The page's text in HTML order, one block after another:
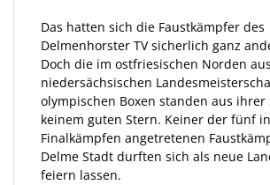
Das hatten sich die Faustkämpfer des
Delmenhorster TV sicherlich ganz
Doch die im ostfriesischen Norden
niedersächsischen
olympischen Boxen standen aus
keinem guten Stern. Keiner der fünf
Finalkämpfen angetretenen
Delme Stadt durften sich als neue
feiern lassen.